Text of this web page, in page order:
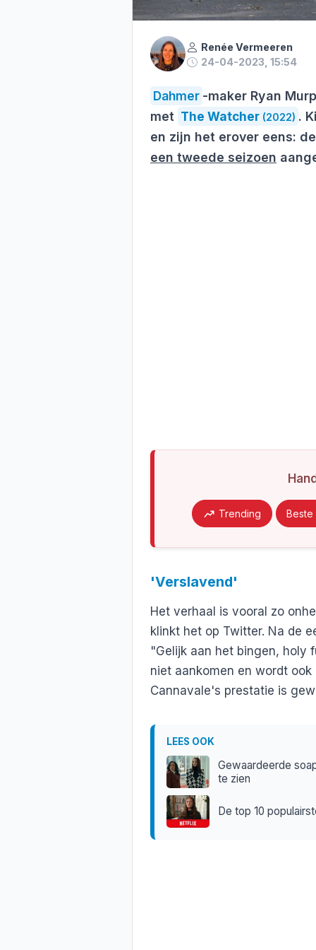
Renée Vermeeren
24-04-2023, 15:54
Dahmer -maker Ryan
met The Watcher (2022) .
en zijn het erover eens:
een tweede seizoen
Trending Beste
'Verslavend'
Het verhaal is vooral zo
klinkt het op Twitter. Na de
"Gelijk aan het bingen, holy
niet aankomen en wordt
Cannavale's prestatie is
LEES OOK
Gewaardeerde
te zien
De top 10